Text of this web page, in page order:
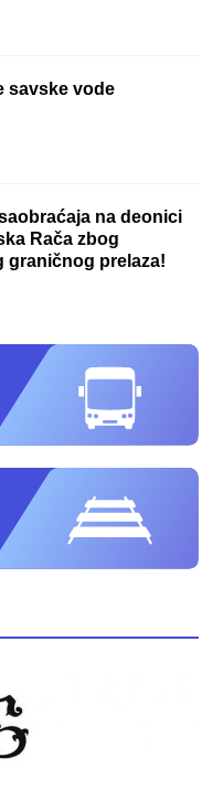
savske vode
na deonici
Rača zbog
graničnog prelaza!